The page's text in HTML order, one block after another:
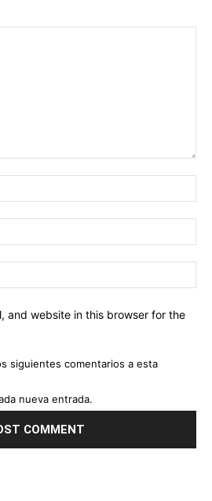
and website in this browser for the
siguientes comentarios a esta
nueva entrada.